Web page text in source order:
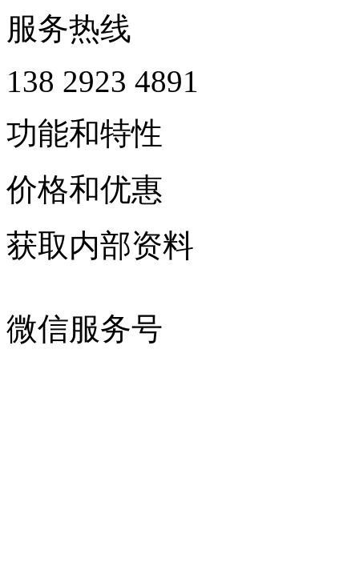
服务热线
138 2923 4891
功能和特性
价格和优惠
获取内部资料
微信服务号